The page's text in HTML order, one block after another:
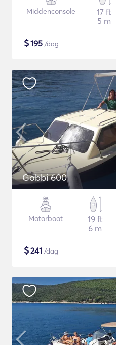
Middenconsole
17 ft
5 m
$195 /dag
Gobbi 600
Motorboot
19 ft
6 m
$241 /dag